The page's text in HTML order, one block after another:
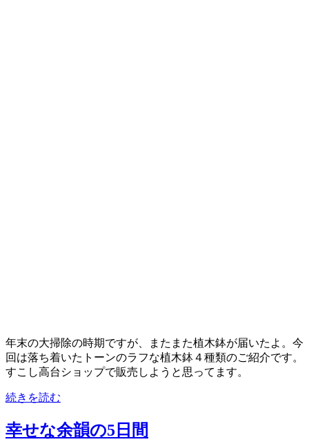
年末の大掃除の時期ですが、またまた植木鉢が届いたよ。今
回は落ち着いたトーンのラフな植木鉢４種類のご紹介です。
すこし高台ショップで販売しようと思ってます。
続きを読む
幸せな余韻の5日間